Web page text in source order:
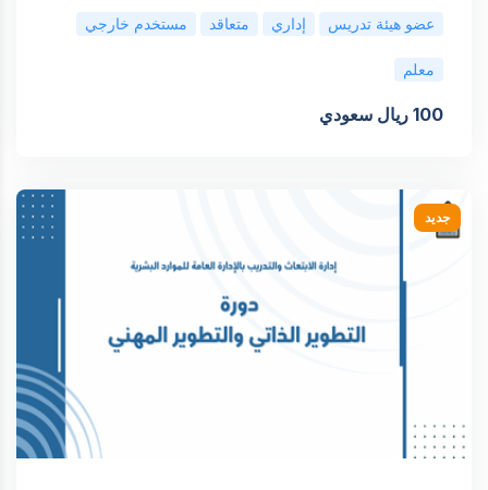
عضو هيئة تدريس إداري متعاقد مستخدم خارجي
معلم
100 ريال سعودي
جديد